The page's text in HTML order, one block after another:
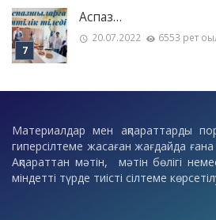
Аспаз…
20.07.2022 6553 рет
Материалдар мен ақпараттарды
гиперсілтеме жасаған жағдайда ғана
Ақпараттан мәтін, мәтін бөлігі
міндетті түрде тиісті сілтеме